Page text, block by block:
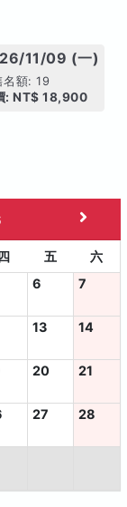
11/09 (一)
名額: 19
: NT$ 18,900
五
六
6 7
13 14
20 21
27 28